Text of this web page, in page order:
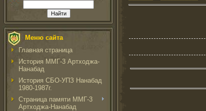
Меню сайта
Главная страница
История ММГ-3 Артходжа-
Нанабад
История СБО-УПЗ Нанабад
1980-1987г.
Страница памяти ММГ-3
Артходжа-Нанабад